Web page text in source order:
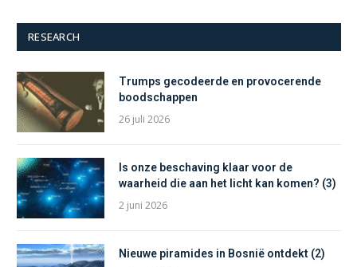
RESEARCH
Trumps gecodeerde en provocerende
boodschappen
26 juli 2026
Is onze beschaving klaar voor de
waarheid die aan het licht kan komen? (3)
2 juni 2026
Nieuwe piramides in Bosnië ontdekt (2)